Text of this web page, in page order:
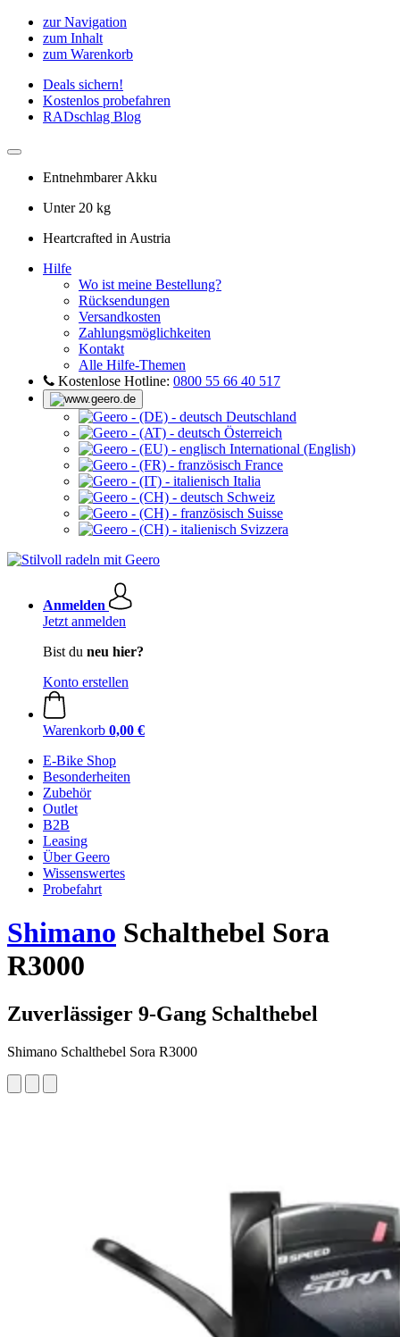
zur Navigation
zum Inhalt
zum Warenkorb
Deals sichern!
Kostenlos probefahren
RADschlag Blog
Entnehmbarer Akku
Unter 20 kg
Heartcrafted in Austria
Hilfe
Wo ist meine Bestellung?
Rücksendungen
Versandkosten
Zahlungsmöglichkeiten
Kontakt
Alle Hilfe-Themen
Kostenlose Hotline: 0800 55 66 40 517
Deutschland
Österreich
International (English)
France
Italia
Schweiz
Suisse
Svizzera
Anmelden
Jetzt anmelden
Bist du neu hier?
Konto erstellen
Warenkorb 0,00 €
E-Bike Shop
Besonderheiten
Zubehör
Outlet
B2B
Leasing
Über Geero
Wissenswertes
Probefahrt
Shimano Schalthebel Sora
R3000
Zuverlässiger 9-Gang Schalthebel
Shimano Schalthebel Sora R3000